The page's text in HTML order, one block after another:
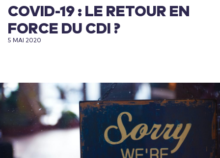
COVID-19 : LE RETOUR EN
FORCE DU CDI ?
5 MAI 2020